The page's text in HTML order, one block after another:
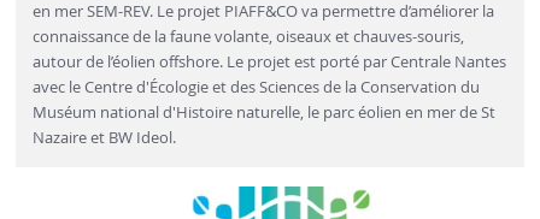
en mer SEM-REV. Le projet PIAFF&CO va permettre d’améliorer la
connaissance de la faune volante, oiseaux et chauves-souris,
autour de l’éolien offshore. Le projet est porté par Centrale Nantes
avec le Centre d'Écologie et des Sciences de la Conservation du
Muséum national d'Histoire naturelle, le parc éolien en mer de St
Nazaire et BW Ideol.